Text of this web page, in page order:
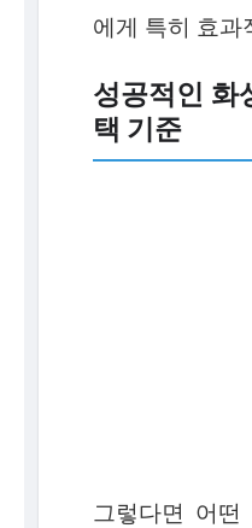
에게 특히 효과
성공적인 화
택 기준
그렇다면 어떤